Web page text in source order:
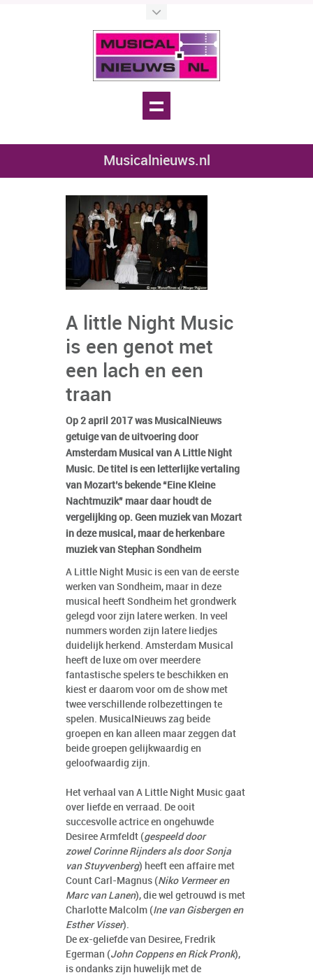
Musicalnieuws.nl
A little Night Music
is een genot met
een lach en een
traan
Op 2 april 2017 was MusicalNieuws
getuige van de uitvoering door
Amsterdam Musical van A Little Night
Music. De titel is een letterlijke vertaling
van Mozart’s bekende “Eine Kleine
Nachtmuzik” maar daar houdt de
vergelijking op. Geen muziek van Mozart
in deze musical, maar de herkenbare
muziek van Stephan Sondheim
A Little Night Music is een van de eerste
werken van Sondheim, maar in deze
musical heeft Sondheim het grondwerk
gelegd voor zijn latere werken. In veel
nummers worden zijn latere liedjes
duidelijk herkend. Amsterdam Musical
heeft de luxe om over meerdere
fantastische spelers te beschikken en
kiest er daarom voor om de show met
twee verschillende rolbezettingen te
spelen. MusicalNieuws zag beide
groepen en kan alleen maar zeggen dat
beide groepen gelijkwaardig en
geloofwaardig zijn.
Het verhaal van A Little Night Music gaat
over liefde en verraad. De ooit
succesvolle actrice en ongehuwde
Desiree Armfeldt (gespeeld door
zowel Corinne Rijnders als door Sonja
van Stuyvenberg) heeft een affaire met
Count Carl-Magnus (Niko Vermeer en
Marc van Lanen), die wel getrouwd is met
Charlotte Malcolm (Ine van Gisbergen en
Esther Visser).
De ex-geliefde van Desiree, Fredrik
Egerman (John Coppens en Rick Pronk),
is ondanks zijn huwelijk met de